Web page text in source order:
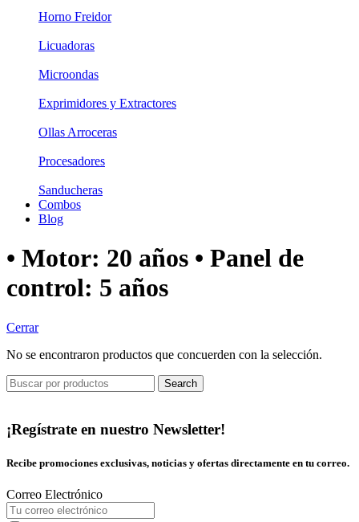
Horno Freidor
Licuadoras
Microondas
Exprimidores y Extractores
Ollas Arroceras
Procesadores
Sanducheras
Combos
Blog
• Motor: 20 años • Panel de
control: 5 años
Cerrar
No se encontraron productos que concuerden con la selección.
Search
¡Regístrate en nuestro Newsletter!
Recibe promociones exclusivas, noticias y ofertas directamente en tu correo.
Correo Electrónico